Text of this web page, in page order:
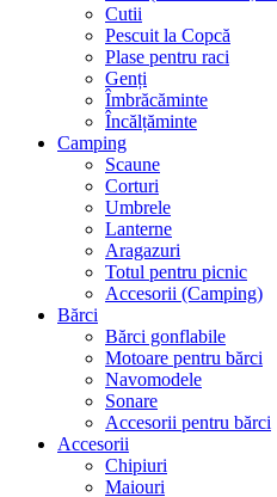
Cutii
Pescuit la Copcă
Plase pentru raci
Genți
Îmbrăcăminte
Încălțăminte
Camping
Scaune
Corturi
Umbrele
Lanterne
Aragazuri
Totul pentru picnic
Accesorii (Camping)
Bărci
Bărci gonflabile
Motoare pentru bărci
Navomodele
Sonare
Accesorii pentru bărci
Accesorii
Chipiuri
Maiouri